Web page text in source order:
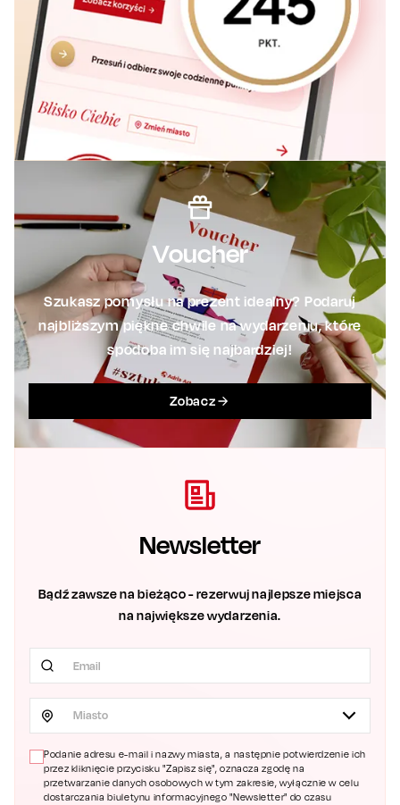
Voucher
Szukasz pomysłu na prezent idealny? Podaruj
najbliższym piękne chwile na wydarzeniu, które
spodoba im się najbardziej!
Zobacz
Newsletter
Miasto
Podanie adresu e-mail i nazwy miasta, a następnie potwierdzenie ich
przetwarzanie danych osobowych w tym zakresie, wyłącznie w celu
dostarczania biuletynu informacyjnego "Newsletter" do czasu
wycofania zgody. Szczegóły dotyczące przetwarzania danych
zawarte są wRegulaminieiPolityce Prywatności.